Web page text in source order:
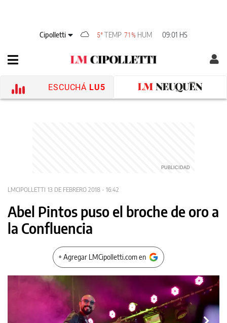
Cipolletti 5° TEMP 71% HUM 09:01 HS
ESCUCHÁ LU5
LMCIPOLLETTI 13 DE FEBRERO 2018 - 16:42
Abel Pintos puso el broche de oro a
la Confluencia
+ Agregar LMCipolletti.com en